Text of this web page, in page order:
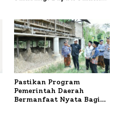
Pastikan Program
Pemerintah Daerah
Bermanfaat Nyata Bagi